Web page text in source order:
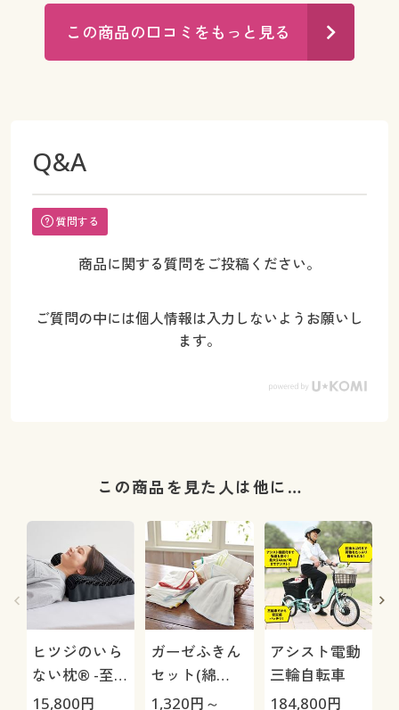
この商品の口コミをもっと見る
Q&A
質問する
商品に関する質問をご投稿ください。
ご質問の中には個人情報は入力しないようお願いし
ます。
この商品を見た人は他に…
ヒツジのいら
ない枕® -至
極-
15,800円
ガーゼふきん
セット(綿
100%)
1,320円～
アシスト電動
三輪自転車
184,800円